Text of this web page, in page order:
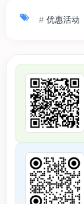
# 优惠活动